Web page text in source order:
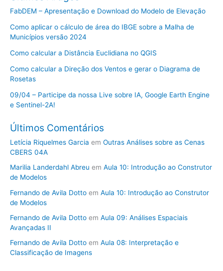
FabDEM – Apresentação e Download do Modelo de Elevação
Como aplicar o cálculo de área do IBGE sobre a Malha de
Municípios versão 2024
Como calcular a Distância Euclidiana no QGIS
Como calcular a Direção dos Ventos e gerar o Diagrama de
Rosetas
09/04 – Participe da nossa Live sobre IA, Google Earth Engine
e Sentinel-2A!
Últimos Comentários
Letícia Riquelmes Garcia em Outras Análises sobre as Cenas
CBERS 04A
Marilia Landerdahl Abreu em Aula 10: Introdução ao Construtor
de Modelos
Fernando de Avila Dotto em Aula 10: Introdução ao Construtor
de Modelos
Fernando de Avila Dotto em Aula 09: Análises Espaciais
Avançadas II
Fernando de Avila Dotto em Aula 08: Interpretação e
Classificação de Imagens